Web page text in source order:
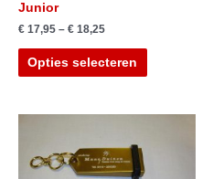
Junior
€ 17,95 – € 18,25
Opties selecteren